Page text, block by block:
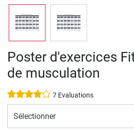
Poster d'exercices
de musculation
7 Evaluations
Sélectionner